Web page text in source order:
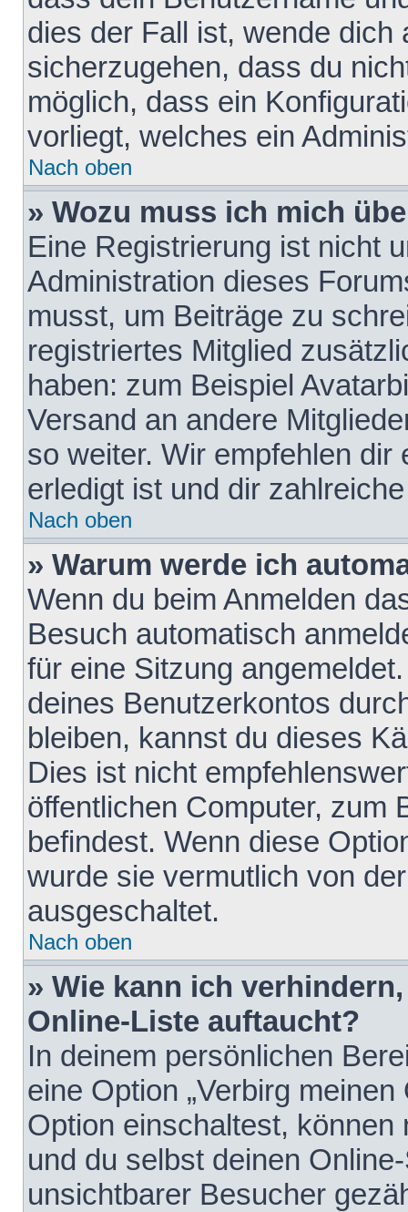
dies der Fall ist, wende dich
sicherzugehen, dass du
möglich, dass ein
vorliegt, welches ein
Nach oben
» Wozu muss ich mich
Eine Registrierung ist nicht
Administration dieses
musst, um Beiträge zu
registriertes Mitglied
haben: zum Beispiel
Versand an andere
so weiter. Wir empfehlen
erledigt ist und dir
Nach oben
» Warum werde ich
Wenn du beim Anmelden
Besuch automatisch
für eine Sitzung
deines Benutzerkontos
bleiben, kannst du dieses
Dies ist nicht
öffentlichen Computer, zum
befindest. Wenn diese
wurde sie vermutlich von
ausgeschaltet.
Nach oben
» Wie kann ich
Online-Liste auftaucht?
In deinem persönlichen
eine Option „Verbirg
Option einschaltest,
und du selbst deinen
unsichtbarer Besucher